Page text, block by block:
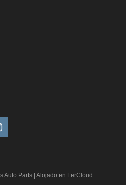
Auto Parts | Alojado en LerCloud